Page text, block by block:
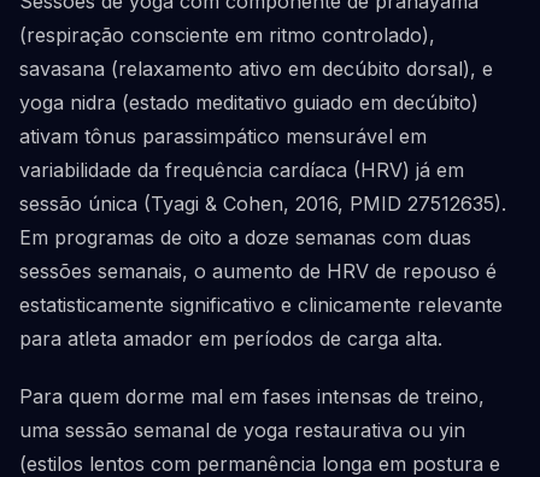
(respiração consciente em ritmo controlado),
savasana (relaxamento ativo em decúbito dorsal), e
yoga nidra (estado meditativo guiado em decúbito)
ativam tônus parassimpático mensurável em
variabilidade da frequência cardíaca (HRV) já em
sessão única (Tyagi & Cohen, 2016, PMID 27512635).
Em programas de oito a doze semanas com duas
sessões semanais, o aumento de HRV de repouso é
estatisticamente significativo e clinicamente relevante
para atleta amador em períodos de carga alta.
Para quem dorme mal em fases intensas de treino,
uma sessão semanal de yoga restaurativa ou yin
(estilos lentos com permanência longa em postura e